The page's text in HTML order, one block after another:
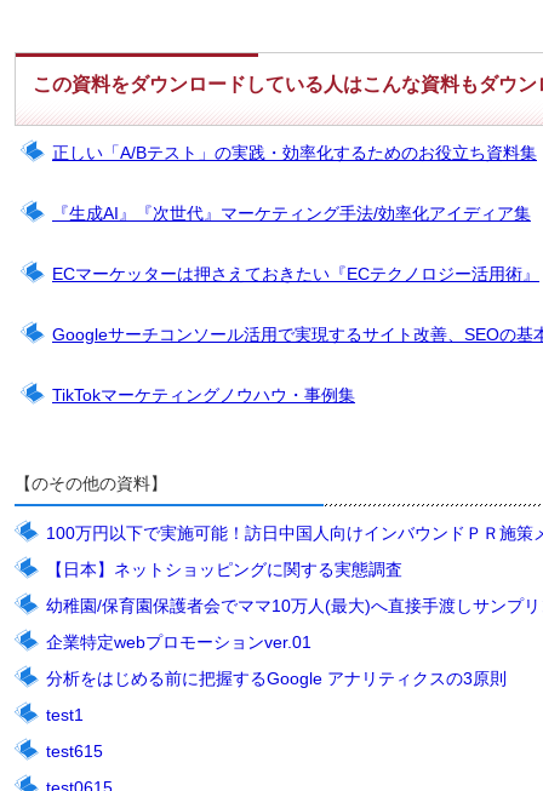
この資料をダウンロードしている人はこんな資料もダウ
正しい「A/Bテスト」の実践・効率化するためのお役立ち資料集
『生成AI』『次世代』マーケティング手法/効率化アイディア集
ECマーケッターは押さえておきたい『ECテクノロジー活用術』
Googleサーチコンソール活用で実現するサイト改善、SEOの
TikTokマーケティングノウハウ・事例集
【のその他の資料】
100万円以下で実施可能！訪日中国人向けインバウンドＰＲ施策
【日本】ネットショッピングに関する実態調査
幼稚園/保育園保護者会でママ10万人(最大)へ直接手渡しサンプ
企業特定webプロモーションver.01
分析をはじめる前に把握するGoogle アナリティクスの3原則
test1
test615